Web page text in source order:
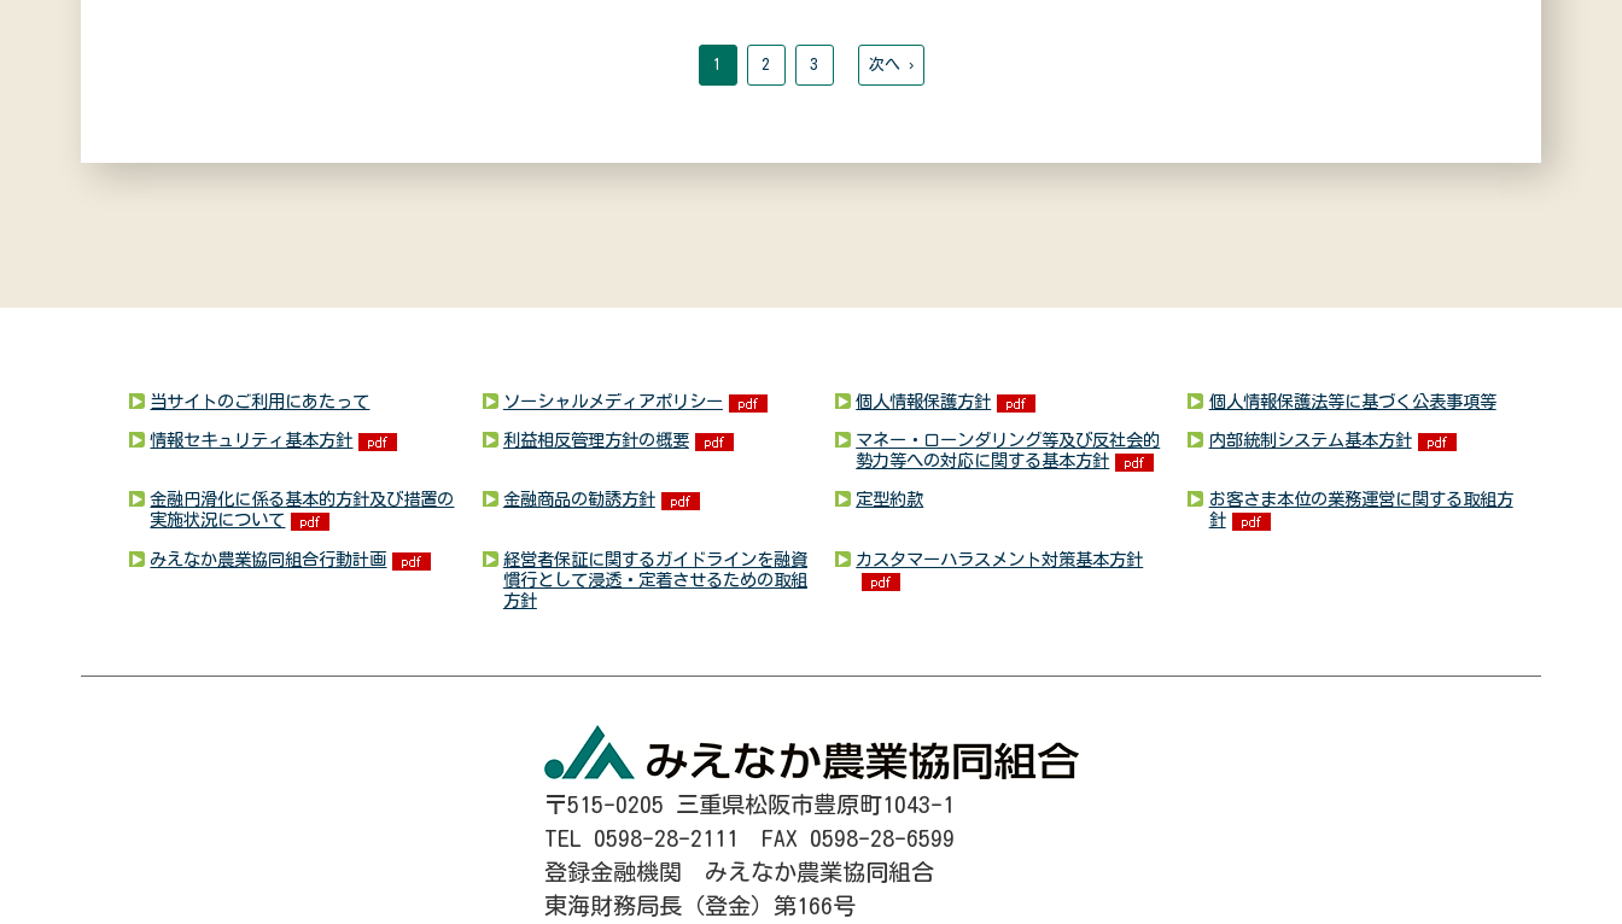
1 2 3 次へ ›
当サイトのご利用にあたって ソーシャルメディアポリシー 個人情報保護方針 個人情報保護法等に基づく公表事項等
情報セキュリティ基本方針 利益相反管理方針の概要
マネー・ローンダリング等及び反社会的
勢力等への対応に関する基本方針
内部統制システム基本方針
金融円滑化に係る基本的方針及び措置の
実施状況について
金融商品の勧誘方針 定型約款
お客さま本位の業務運営に関する取組方
針
みえなか農業協同組合行動計画
経営者保証に関するガイドラインを融資
慣行として浸透・定着させるための取組
方針
カスタマーハラスメント対策基本方針
〒515-0205 三重県松阪市豊原町1043-1
TEL 0598-28-2111 FAX 0598-28-6599
登録金融機関 みえなか農業協同組合
東海財務局長（登金）第166号